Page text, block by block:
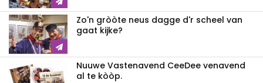
Zo'n gròòte neus dagge d'r scheel van
gaat kijke?
Nuuwe Vastenavend CeeDee venavend
al te kòòp.